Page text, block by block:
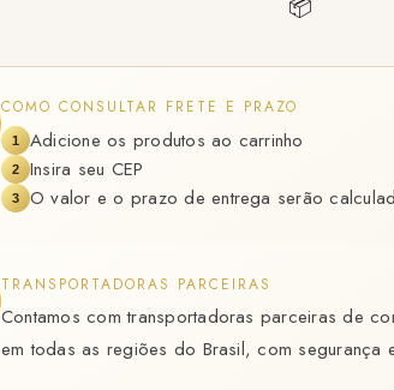
📦
COMO CONSULTAR FRETE E PRAZO
1 Adicione os produtos ao carrinho
2 Insira seu CEP
3 O valor e o prazo de entrega serão
TRANSPORTADORAS PARCEIRAS
Contamos com transportadoras parceiras de
em todas as regiões do Brasil, com segurança